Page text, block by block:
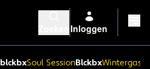
Inloggen
blckbxSoul SessionBlckbx